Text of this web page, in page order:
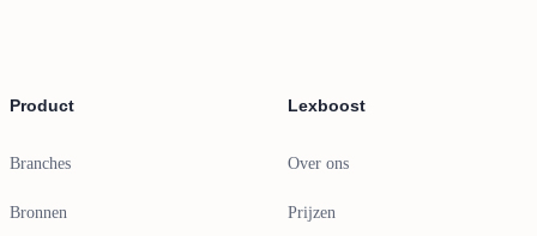
Product
Branches
Bronnen
Lexboost
Over ons
Prijzen